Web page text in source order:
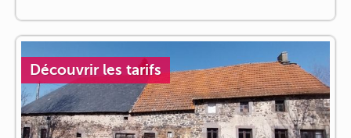
Découvrir les tarifs